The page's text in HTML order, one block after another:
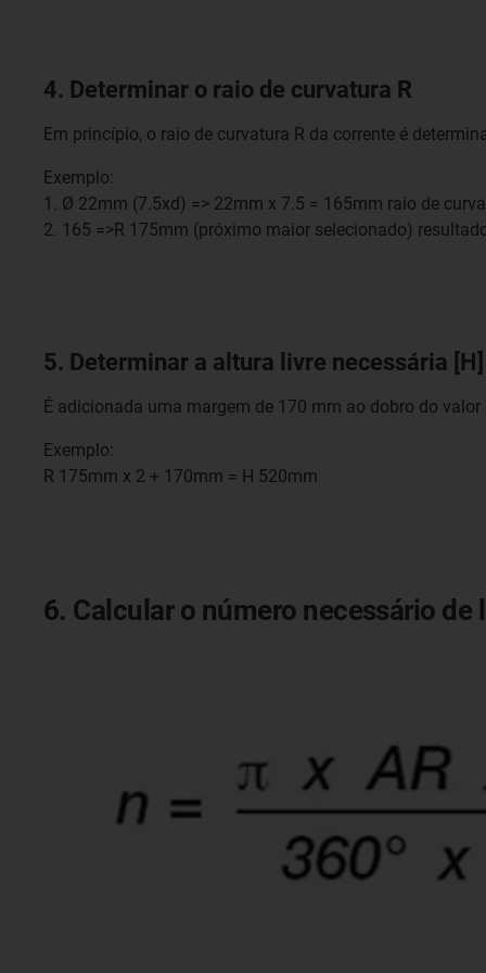
4. Determinar o raio de curvatura R
Em princípio, o raio de curvatura R da corrente é
Exemplo:
1. Ø 22mm (7.5xd) => 22mm x 7.5 = 165mm raio de
2. 165 =>R 175mm (próximo maior selecionado)
5. Determinar a altura livre necessária [H]
É adicionada uma margem de 170 mm ao dobro do
Exemplo:
R 175mm x 2 + 170mm = H 520mm
6. Calcular o número necessário de